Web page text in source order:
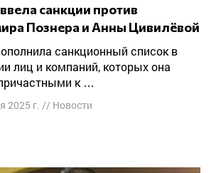
Познера и Анны Цивилёвой
лиц и компаний, которых она
к …
2025 г. // Новости